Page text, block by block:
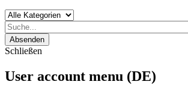
Absenden
Schließen
User account menu (DE)